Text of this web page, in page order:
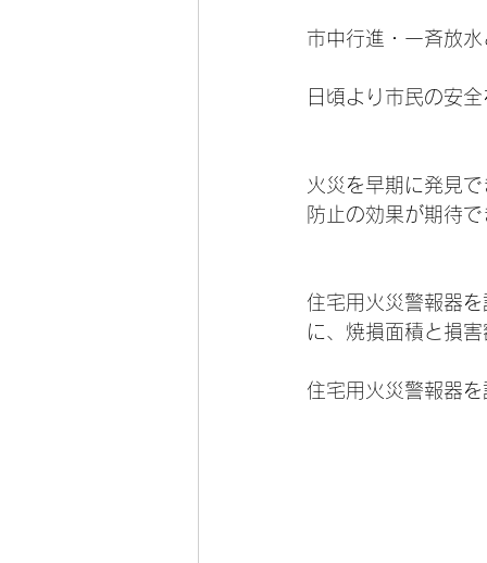
市中行進・一斉放
日頃より市民の安
火災を早期に発見
防止の効果が期待
住宅用火災警報器
に、焼損面積と損
住宅用火災警報器